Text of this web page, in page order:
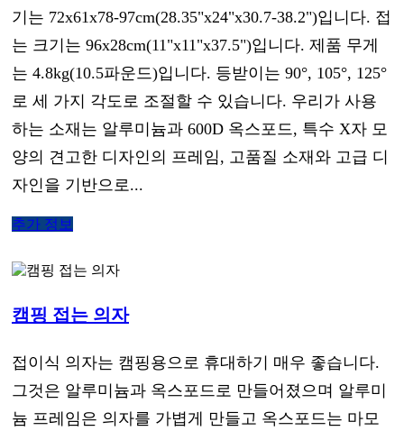
기는 72x61x78-97cm(28.35"x24"x30.7-38.2")입니다. 접
는 크기는 96x28cm(11"x11"x37.5")입니다. 제품 무게
는 4.8kg(10.5파운드)입니다. 등받이는 90°, 105°, 125°
로 세 가지 각도로 조절할 수 있습니다. 우리가 사용
하는 소재는 알루미늄과 600D 옥스포드, 특수 X자 모
양의 견고한 디자인의 프레임, 고품질 소재와 고급 디
자인을 기반으로...
추가 정보
캠핑 접는 의자
접이식 의자는 캠핑용으로 휴대하기 매우 좋습니다.
그것은 알루미늄과 옥스포드로 만들어졌으며 알루미
늄 프레임은 의자를 가볍게 만들고 옥스포드는 마모